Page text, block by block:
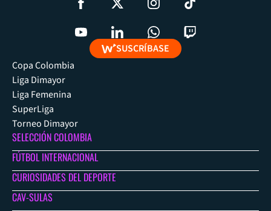
SUSCRÍBASE
Copa Colombia
Liga Dimayor
Liga Femenina
SuperLiga
Torneo Dimayor
SELECCIÓN COLOMBIA
FÚTBOL INTERNACIONAL
CURIOSIDADES DEL DEPORTE
CAV-SULAS